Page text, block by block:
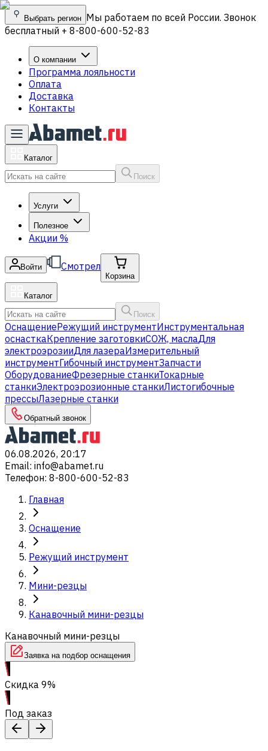
Выбрать регион Мы работаем по всей России. Звонок
бесплатный + 8-800-600-52-83
О компании
Программа лояльности
Оплата
Доставка
Контакты
Каталог
Поиск
Услуги
Полезное
Акции %
Войти Смотрел
Корзина
Каталог
Поиск
ОснащениеРежущий инструментИнструментальная
оснасткаКрепление заготовкиСОЖ, маслаДля
электроэрозииДля лазераИзмерительный
инструментГибочный инструментЗапчасти
ОборудованиеФрезерные станкиТокарные
станкиЭлектроэрозионные станкиЛистогибочные
прессыЛазерные станки
Обратный звонок
06.08.2026, 20:17
Email: info@abamet.ru
Телефон: 8-800-600-52-83
Главная
Оснащение
Режущий инструмент
Мини-резцы
Канавочный мини-резцы
Канавочный мини-резцы
Заявка на подбор оснащения
Скидка 9%
Под заказ